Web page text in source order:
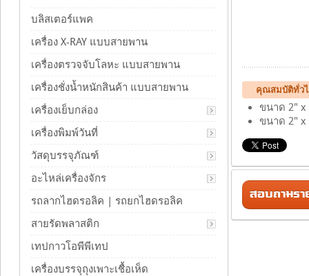
คุณสมบัติทั่วไ
ขนาด 2" x
ขนาด 2" x
สอบถามรา
บลิสเตอร์แพค
เครื่อง X-RAY แบบสายพาน
เครื่องตรวจจับโลหะ แบบสายพาน
เครื่องชั่งน้ำหนักสินค้า แบบสายพาน
เครื่องเย็บกล่อง
เครื่องพิมพ์วันที่
วัสดุบรรจุภัณฑ์
อะไหล่เครื่องจักร
รถลากไฮดรอลิค | รถยกไฮดรอลิค
สายรัดพลาสติก
เทปกาวโอพีพีเทป
เครื่องบรรจุถุงเพาะเชื้อเห็ด